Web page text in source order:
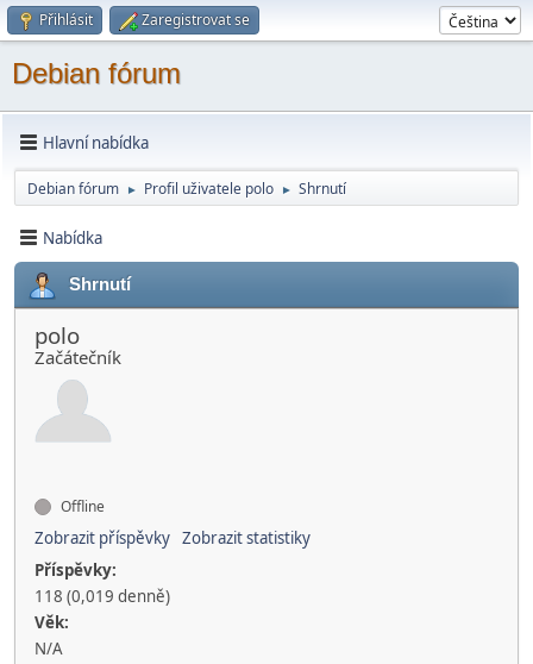
Přihlásit Zaregistrovat se
Debian fórum
Hlavní nabídka
Debian fórum ► Profil uživatele polo ► Shrnutí
Nabídka
Shrnutí
polo
Začátečník
Offline
Zobrazit příspěvky Zobrazit statistiky
Příspěvky:
118 (0,019 denně)
Věk:
N/A